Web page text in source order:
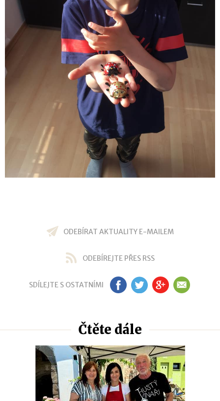
ODEBÍRAT AKTUALITY E-MAILEM
ODEBÍREJTE PŘES RSS
SDÍLEJTE S OSTATNÍMI FB TW GP EM
Čtěte dále